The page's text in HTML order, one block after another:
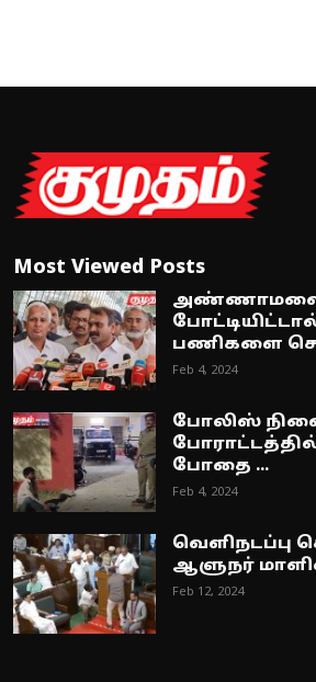
Most Viewed Posts
பணிகளை
Feb 4, 2024
போலிஸ்
போராட்டத்தில்
போதை ...
Feb 4, 2024
வெளிநடப்பு
ஆளுநர்
Feb 12, 2024